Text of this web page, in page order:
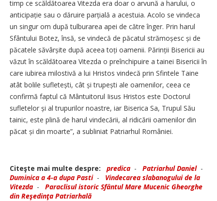
timp ce scăldătoarea Vitezda era doar o arvună a harului, o
antici­pație sau o dăruire parțială a acestuia. Acolo se vindeca
un singur om după tulburarea apei de către înger. Prin harul
Sfântului Botez, însă, se vindecă de păcatul strămoșesc și de
păcatele săvârșite după aceea toți oamenii. Părinții Bisericii au
văzut în scăldătoarea Vitezda o preînchipuire a tainei Bisericii în
care iubirea milostivă a lui Hristos vindecă prin Sfintele Taine
atât bolile sufletești, cât și trupești ale oamenilor, ceea ce
confirmă faptul că Mântuitorul Iisus Hristos este Doctorul
sufletelor și al trupurilor noastre, iar Biserica Sa, Trupul Său
tainic, este plină de harul vindecării, al ridicării oamenilor din
păcat și din moarte”, a subliniat Patriarhul României.
Citeşte mai multe despre: predica - Patriarhul Daniel-
Duminica a 4-a dupa Pasti- Vindecarea slabanogului de la
Vitezda - Paraclisul istoric Sfântul Mare Mucenic Gheorghe
din Reşedinţa Patriarhală